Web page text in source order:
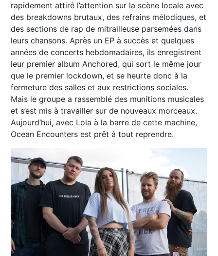
rapidement attiré l’attention sur la scène locale avec
des breakdowns brutaux, des refrains mélodiques, et
des sections de rap de mitrailleuse parsemées dans
leurs chansons. Après un EP à succès et quelques
années de concerts hebdomadaires, ils enregistrent
leur premier album Anchored, qui sort le même jour
que le premier lockdown, et se heurte donc à la
fermeture des salles et aux restrictions sociales.
Mais le groupe a rassemblé des munitions musicales
et s’est mis à travailler sur de nouveaux morceaux.
Aujourd’hui, avec Lola à la barre de cette machine,
Ocean Encounters est prêt à tout reprendre.